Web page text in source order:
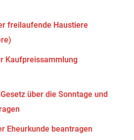
freilaufende Haustiere
Kaufpreissammlung
über die Sonntage und
Eheurkunde beantragen